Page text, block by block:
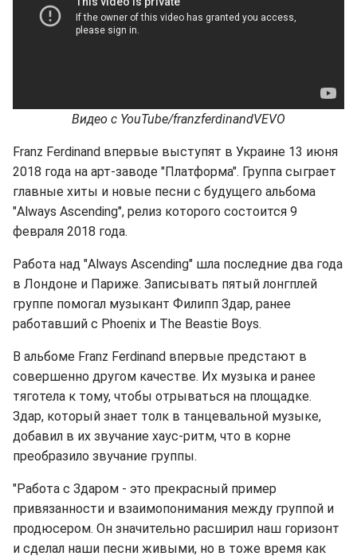
Видео с YouTube/franzferdinandVEVO
Franz Ferdinand впервые выступят в Украине 13 июня
2018 года на арт-заводе "Платформа". Группа сыграет
главные хиты и новые песни с будущего альбома
"Always Ascending", релиз которого состоится 9
февраля 2018 года.
Работа над "Always Ascending" шла последние два года
в Лондоне и Париже. Записывать пятый лонгплей
группе помогал музыкант Филипп Здар, ранее
работавший с Phoenix и The Beastie Boys.
В альбоме Franz Ferdinand впервые предстают в
совершенно другом качестве. Их музыка и ранее
тяготела к тому, чтобы отрываться на площадке.
Здар, который знает толк в танцевальной музыке,
добавил в их звучание хаус-ритм, что в корне
преобразило звучание группы.
"Работа с Здаром - это прекрасный пример
привязанности и взаимопонимания между группой и
продюсером. Он значительно расширил наш горизонт
и сделал наши песни живыми, но в тоже время как